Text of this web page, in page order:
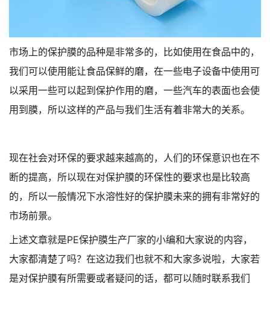
市场上的保护膜的品种是非常多的，比如使用在食品中的，
我们可以使用能让食品保鲜的磨，在一些电子设备中使用可
以采用一些可以起到保护作用的磨，一些汽车的表面也会使
用到膜，所以这样的产品与我们生活有着非常大的关系。
现在社会对环保的要求越来越高的，人们的环保意识也在不
断的提高，所以现在对保护膜的环保性的要求也是比较高
的，所以一般情况下水溶性好的保护膜未来的拥有非常好的
市场前景。
上述文章就是PE保护膜生产厂家的小编和大家说的内容，
大家都清楚了吗？在这边我们也就不和大家多说啦，大家若
是对保护膜有所需要或者疑问的话，都可以随时联系我们